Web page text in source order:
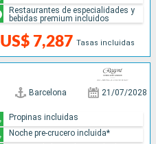
US$ 7,287 Tasas incluidas
Restaurantes de especialidades y
bebidas premium incluidos
Barcelona 21/07/2028
Propinas incluidas
Noche pre-crucero incluida*